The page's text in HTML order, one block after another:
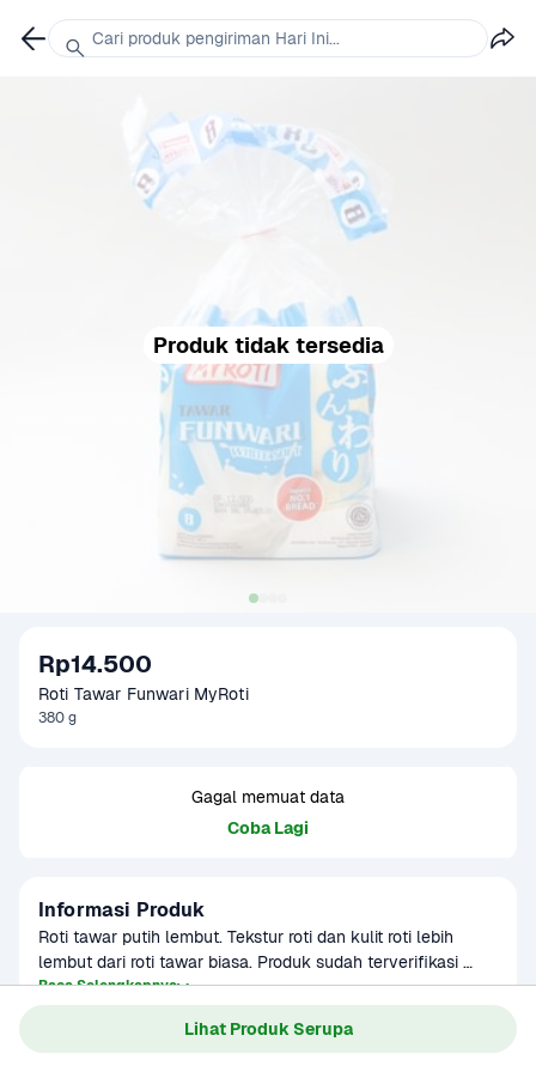
Lihat Produk Serupa
Produk tidak tersedia
Rp14.500
Roti Tawar Funwari MyRoti
380 g
Gagal memuat data
Coba Lagi
Informasi Produk
Roti tawar putih lembut. Tekstur roti dan kulit roti lebih
lembut dari roti tawar biasa. Produk sudah terverifikasi
halal.
Baca Selengkapnya
Kategori
Sarapan
5 hari
Cari produk pengiriman Hari Ini...